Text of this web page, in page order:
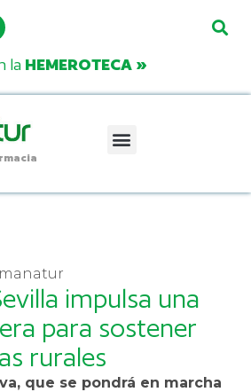
la HEMEROTECA »
impulsa una
para sostener
rurales
que se pondrá en marcha